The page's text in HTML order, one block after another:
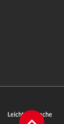
Leichte Sprache